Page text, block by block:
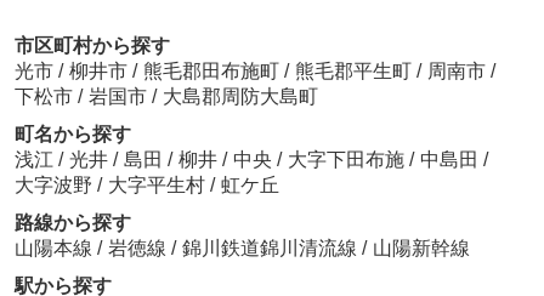
市区町村から探す
光市 / 柳井市 / 熊毛郡田布施町 / 熊毛郡平生町 / 周南市 /
下松市 / 岩国市 / 大島郡周防大島町
町名から探す
浅江 / 光井 / 島田 / 柳井 / 中央 / 大字下田布施 / 中島田 /
大字波野 / 大字平生村 / 虹ケ丘
路線から探す
山陽本線 / 岩徳線 / 錦川鉄道錦川清流線 / 山陽新幹線
駅から探す